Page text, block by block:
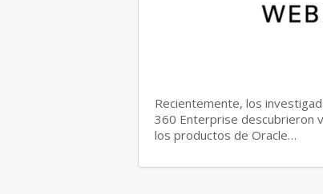
Recientemente, los
360 Enterprise descubrieron
los productos de Oracle…